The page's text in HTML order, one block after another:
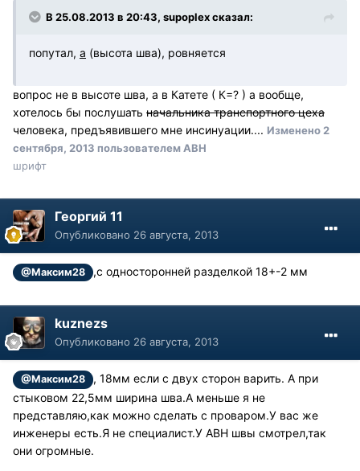
В 25.08.2013 в 20:43, supoplex сказал:
попутал, а (высота шва), ровняется
вопрос не в высоте шва, а в Катете ( К=? ) а вообще,
хотелось бы послушать начальника транспортного цеха
человека, предъявившего мне инсинуации.... Изменено 2
сентября, 2013 пользователем АВН
шрифт
Георгий 11
Опубликовано 26 августа, 2013
@Максим28 ,с односторонней разделкой 18+-2 мм
kuznezs
Опубликовано 26 августа, 2013
@Максим28
, 18мм если с двух сторон варить. А при
стыковом 22,5мм ширина шва.А меньше я не
представляю,как можно сделать с проваром.У вас же
инженеры есть.Я не специалист.У АВН швы смотрел,так
они огромные.